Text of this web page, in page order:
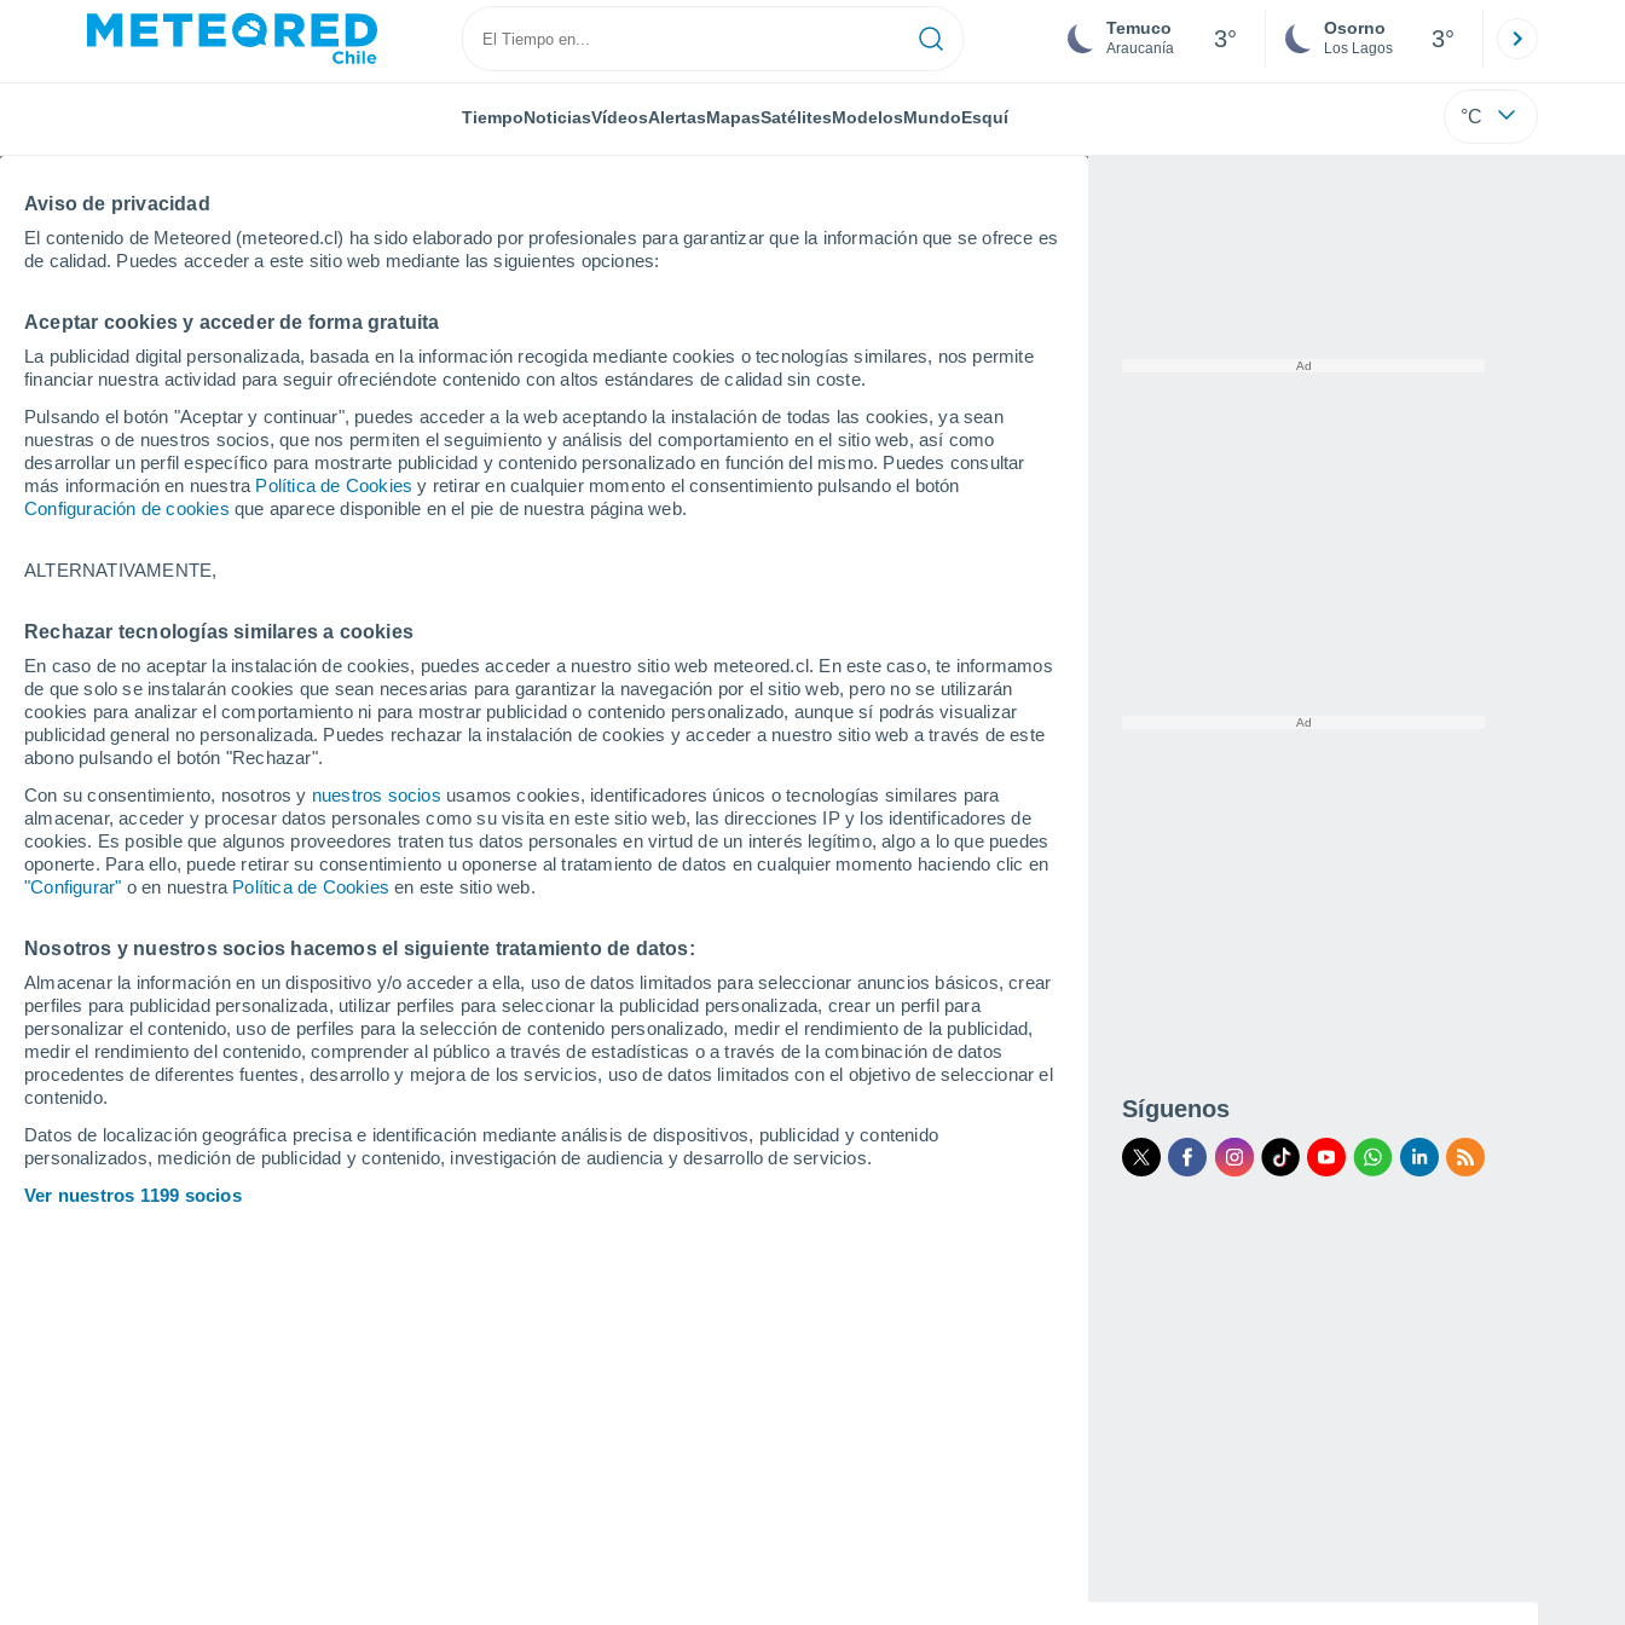
Aviso de privacidad
El contenido de Meteored (meteored.cl) ha sido elaborado por profesionales para garantizar que la información que se ofrece es
de calidad. Puedes acceder a este sitio web mediante las siguientes opciones:
Aceptar cookies y acceder de forma gratuita
La publicidad digital personalizada, basada en la información recogida mediante cookies o tecnologías similares, nos permite
financiar nuestra actividad para seguir ofreciéndote contenido con altos estándares de calidad sin coste.
Pulsando el botón "Aceptar y continuar", puedes acceder a la web aceptando la instalación de todas las cookies, ya sean
nuestras o de nuestros socios, que nos permiten el seguimiento y análisis del comportamiento en el sitio web, así como
desarrollar un perfil específico para mostrarte publicidad y contenido personalizado en función del mismo. Puedes consultar
más información en nuestra Política de Cookies y retirar en cualquier momento el consentimiento pulsando el botón
Configuración de cookies que aparece disponible en el pie de nuestra página web.
ALTERNATIVAMENTE,
Rechazar tecnologías similares a cookies
En caso de no aceptar la instalación de cookies, puedes acceder a nuestro sitio web meteored.cl. En este caso, te informamos
de que solo se instalarán cookies que sean necesarias para garantizar la navegación por el sitio web, pero no se utilizarán
cookies para analizar el comportamiento ni para mostrar publicidad o contenido personalizado, aunque sí podrás visualizar
publicidad general no personalizada. Puedes rechazar la instalación de cookies y acceder a nuestro sitio web a través de este
abono pulsando el botón "Rechazar".
Con su consentimiento, nosotros y nuestros socios usamos cookies, identificadores únicos o tecnologías similares para
almacenar, acceder y procesar datos personales como su visita en este sitio web, las direcciones IP y los identificadores de
cookies. Es posible que algunos proveedores traten tus datos personales en virtud de un interés legítimo, algo a lo que puedes
oponerte. Para ello, puede retirar su consentimiento u oponerse al tratamiento de datos en cualquier momento haciendo clic en
"Configurar" o en nuestra Política de Cookies en este sitio web.
Nosotros y nuestros socios hacemos el siguiente tratamiento de datos:
Almacenar la información en un dispositivo y/o acceder a ella, uso de datos limitados para seleccionar anuncios básicos, crear
perfiles para publicidad personalizada, utilizar perfiles para seleccionar la publicidad personalizada, crear un perfil para
personalizar el contenido, uso de perfiles para la selección de contenido personalizado, medir el rendimiento de la publicidad,
medir el rendimiento del contenido, comprender al público a través de estadísticas o a través de la combinación de datos
procedentes de diferentes fuentes, desarrollo y mejora de los servicios, uso de datos limitados con el objetivo de seleccionar el
contenido.
Datos de localización geográfica precisa e identificación mediante análisis de dispositivos, publicidad y contenido
personalizados, medición de publicidad y contenido, investigación de audiencia y desarrollo de servicios.
Ver nuestros 1199 socios
Temuco
Araucanía 3° Osorno
Los Lagos 3°
TiempoNoticiasVídeosAlertasMapasSatélitesModelosMundoEsquí °C
Inicio Lituania Provincia de Kaunas
El Tiempo en la Provincia de Kaunas
Hoy, 6 agosto Todo el día Símbolo
20°
19°
Prienai
29°
18°
Síguenos